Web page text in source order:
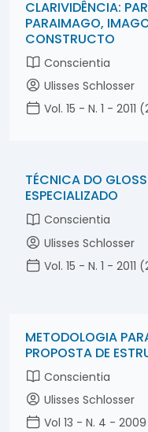
CLARIVIDÊNCIA:
PARAIMAGO,
CONSTRUCTO
Conscientia
Ulisses Schlosser
Vol. 15 - N. 1 - 2011
TÉCNICA DO
ESPECIALIZADO
Conscientia
Ulisses Schlosser
Vol. 15 - N. 1 - 2011
METODOLOGIA
PROPOSTA DE
Conscientia
Ulisses Schlosser
Vol 13 - N. 4 -